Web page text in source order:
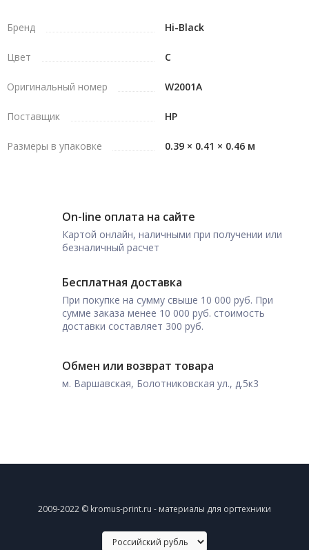
Бренд Hi-Black
Цвет C
Оригинальный номер W2001A
Поставщик HP
Размеры в упаковке 0.39 × 0.41 × 0.46 м
On-line оплата на сайте
Картой онлайн, наличными при получении или
безналичный расчет
Бесплатная доставка
При покупке на сумму свыше 10 000 руб. При
сумме заказа менее 10 000 руб. стоимость
доставки составляет 300 руб.
Обмен или возврат товара
м. Варшавская, Болотниковская ул., д.5к3
2009-2022 © kromus-print.ru - материалы для оргтехники